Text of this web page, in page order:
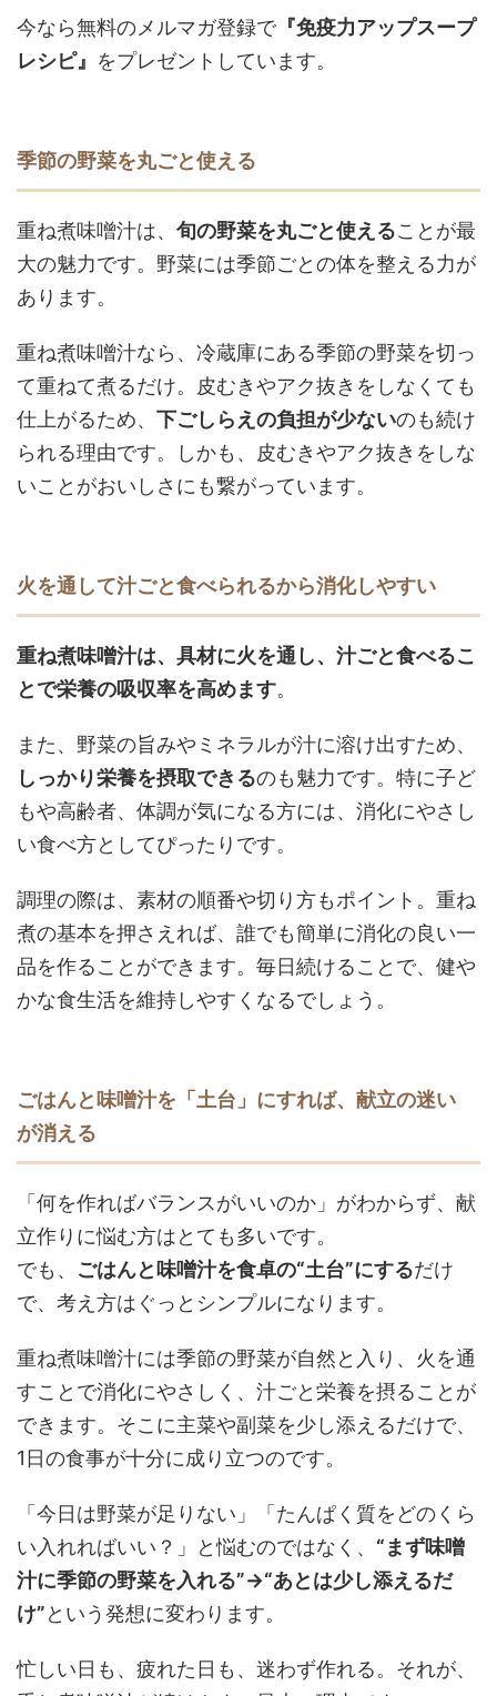
今なら無料のメルマガ登録で『免疫力アップスープ
レシピ』 をプレゼントしています。
季節の野菜を丸ごと使える
重ね煮味噌汁は、 旬の野菜を丸ごと使えることが最
大の魅力です。 野菜には季節ごとの体を整える力が
あります。
重ね煮味噌汁なら、冷蔵庫にある季節の野菜を切っ
て重ねて煮るだけ。皮むきやアク抜きをしなくても
仕上がるため、 下ごしらえの負担が少ないのも続け
られる理由です。しかも、皮むきやアク抜きをしな
いことがおいしさにも繋がっています。
火を通して汁ごと食べられるから消化しやすい
重ね煮味噌汁は、具材に火を通し、汁ごと食べるこ
とで栄養の吸収率を高めます。
また、野菜の旨みやミネラルが汁に溶け出すため、
しっかり栄養を摂取できるのも魅力です。特に子ど
もや高齢者、体調が気になる方には、消化にやさし
い食べ方としてぴったりです。
調理の際は、素材の順番や切り方もポイント。重ね
煮の基本を押さえれば、誰でも簡単に消化の良い一
品を作ることができます。 毎日続けることで、健や
かな食生活を維持しやすくなるでしょう。
ごはんと味噌汁を「土台」にすれば、献立の迷い
が消える
「何を作ればバランスがいいのか」がわからず、献
立作りに悩む方はとても多いです。
でも、 ごはんと味噌汁を食卓の“土台”にするだけ
で、考え方はぐっとシンプルになります。
重ね煮味噌汁には季節の野菜が自然と入り、火を通
すことで消化にやさしく、汁ごと栄養を摂ることが
できます。そこに主菜や副菜を少し添えるだけで、
1日の食事が十分に成り立つのです。
「今日は野菜が足りない」「たんぱく質をどのくら
い入れればいい？」と悩むのではなく、 “まず味噌
汁に季節の野菜を入れる”→“あとは少し添えるだ
け”という発想に変わります。
忙しい日も、疲れた日も、迷わず作れる。それが、